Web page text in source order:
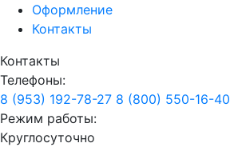
Оформление
Контакты
Контакты
Телефоны:
8 (953) 192-78-27 8 (800) 550-16-40
Режим работы:
Круглосуточно